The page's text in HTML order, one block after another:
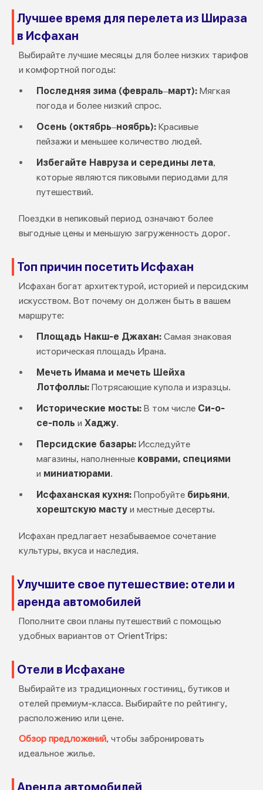
Лучшее время для перелета из Шираза
в Исфахан
Выбирайте лучшие месяцы для более низких тарифов
и комфортной погоды:
Последняя зима (февраль–март):Мягкая
погода и более низкий спрос.
Осень (октябрь–ноябрь):Красивые
пейзажи и меньшее количество людей.
Избегайте Навруза и середины лета,
которые являются пиковыми периодами для
путешествий.
Поездки в непиковый период означают более
выгодные цены и меньшую загруженность дорог.
Топ причин посетить Исфахан
Исфахан богат архитектурой, историей и персидским
искусством. Вот почему он должен быть в вашем
маршруте:
Площадь Накш-е Джахан:Самая знаковая
историческая площадь Ирана.
Мечеть Имама и мечеть Шейха
Лотфоллы:Потрясающие купола и изразцы.
Исторические мосты:В том числе Си-о-
се-поль и Хаджу.
Персидские базары:Исследуйте
магазины, наполненные коврами, специями
и миниатюрами.
Исфаханская кухня:Попробуйте бирьяни,
хорештскую мастуи местные десерты.
Исфахан предлагает незабываемое сочетание
культуры, вкуса и наследия.
Улучшите свое путешествие: отели и
аренда автомобилей
Пополните свои планы путешествий с помощью
удобных вариантов от OrientTrips:
Отели в Исфахане
Выбирайте из традиционных гостиниц, бутиков и
отелей премиум-класса. Выбирайте по рейтингу,
расположению или цене.
Обзор предложений, чтобы забронировать
идеальное жилье.
Аренда автомобилей